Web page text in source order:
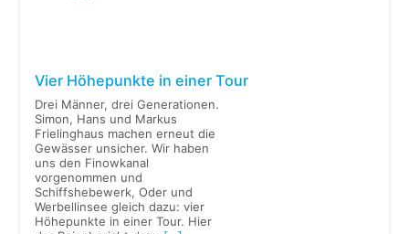
Vier Höhepunkte in einer Tour
Drei Männer, drei Generationen.
Simon, Hans und Markus
Frielinghaus machen erneut die
Gewässer unsicher. Wir haben
uns den Finowkanal
vorgenommen und
Schiffshebewerk, Oder und
Werbellinsee gleich dazu: vier
Höhepunkte in einer Tour. Hier